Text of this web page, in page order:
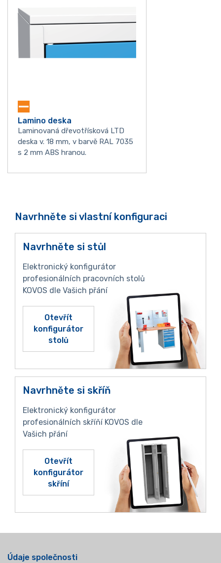
Lamino deska
Laminovaná dřevotřísková LTD
deska v. 18 mm, v barvě RAL 7035
s 2 mm ABS hranou.
Navrhněte si vlastní konfiguraci
Navrhněte si stůl
Elektronický konfigurátor
profesionálních pracovních stolů
KOVOS dle Vašich přání
Otevřít
konfigurátor
stolů
Navrhněte si skříň
Elektronický konfigurátor
profesionálních skříňí KOVOS dle
Vašich přání
Otevřít
konfigurátor
skříní
Údaje společnosti